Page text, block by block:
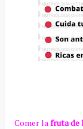
Comer la fruta de